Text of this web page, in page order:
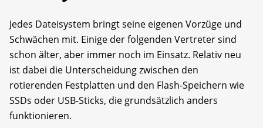
Jedes Dateisystem bringt seine eigenen Vorzüge und
Schwächen mit. Einige der folgenden Vertreter sind
schon älter, aber immer noch im Einsatz. Relativ neu
ist dabei die Unterscheidung zwischen den
rotierenden Festplatten und den Flash-Speichern wie
SSDs oder USB-Sticks, die grundsätzlich anders
funktionieren.